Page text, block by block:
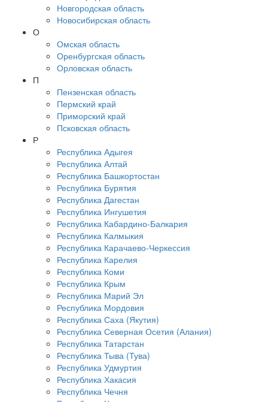
Новгородская область
Новосибирская область
О
Омская область
Оренбургская область
Орловская область
П
Пензенская область
Пермский край
Приморский край
Псковская область
Р
Республика Адыгея
Республика Алтай
Республика Башкортостан
Республика Бурятия
Республика Дагестан
Республика Ингушетия
Республика Кабардино-Балкария
Республика Калмыкия
Республика Карачаево-Черкессия
Республика Карелия
Республика Коми
Республика Крым
Республика Марий Эл
Республика Мордовия
Республика Саха (Якутия)
Республика Северная Осетия (Алания)
Республика Татарстан
Республика Тыва (Тува)
Республика Удмуртия
Республика Хакасия
Республика Чечня